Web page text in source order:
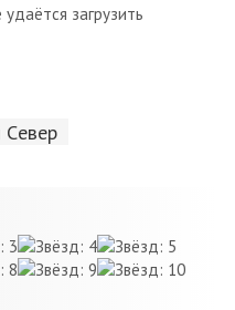
удаётся загрузить